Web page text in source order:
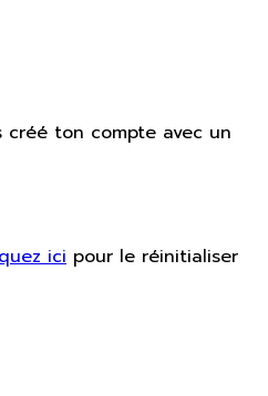
ton compte avec un
ici pour le réinitialiser